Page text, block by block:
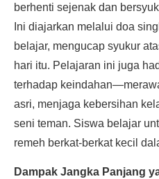
berhenti sejenak dan
Ini diajarkan melalui doa
belajar, mengucap syukur
hari itu. Pelajaran ini juga
terhadap
asri, menjaga kebersihan
seni teman. Siswa belajar
remeh berkat-berkat kecil
Dampak Jangka Panjang